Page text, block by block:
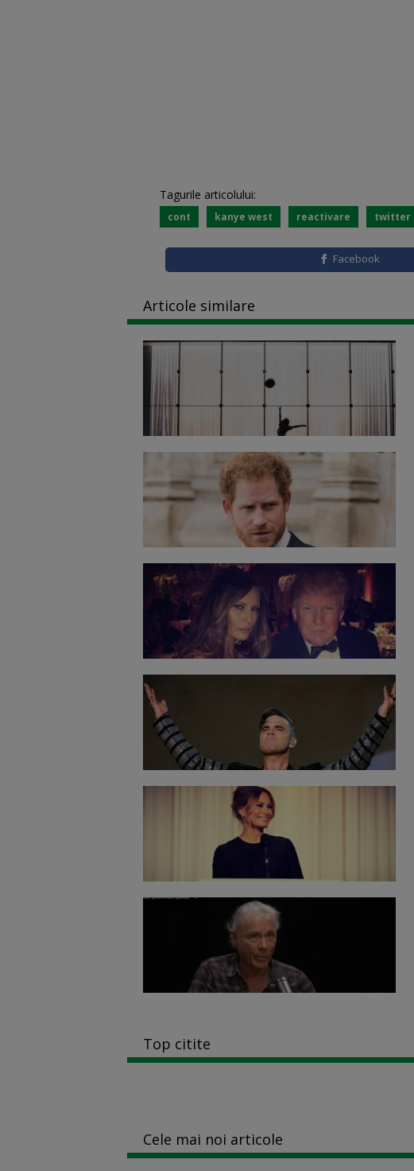
Tagurile articolului:
cont kanye west reactivare twitter
Facebook
Articole similare
Top citite
Cele mai noi articole